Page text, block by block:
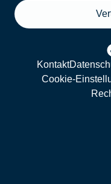
Kontakt
Cookie-